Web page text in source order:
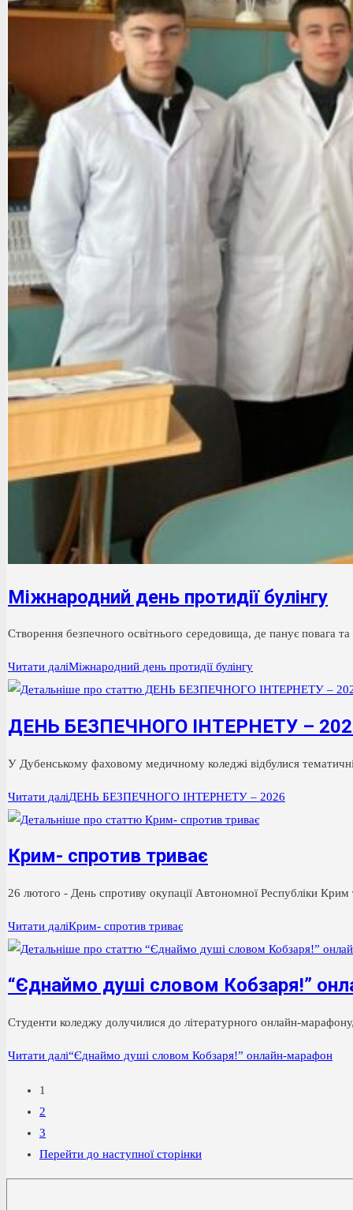
Міжнародний день протидії булінгу
Створення безпечного освітнього середовища, де панує
Читати даліМіжнародний день протидії булінгу
ДЕНЬ БЕЗПЕЧНОГО ІНТЕРНЕТУ –
У Дубенському фаховому медичному коледжі відбулися
Читати даліДЕНЬ БЕЗПЕЧНОГО ІНТЕРНЕТУ – 2026
Крим- спротив триває
26 лютого - День спротиву окупації Автономної Республіки
Читати даліКрим- спротив триває
“Єднаймо душі словом Кобзаря!”
Студенти коледжу долучилися до літературного онлайн-
Читати далі“Єднаймо душі словом Кобзаря!” онлайн-марафон
1
2
3
Перейти до наступної сторінки